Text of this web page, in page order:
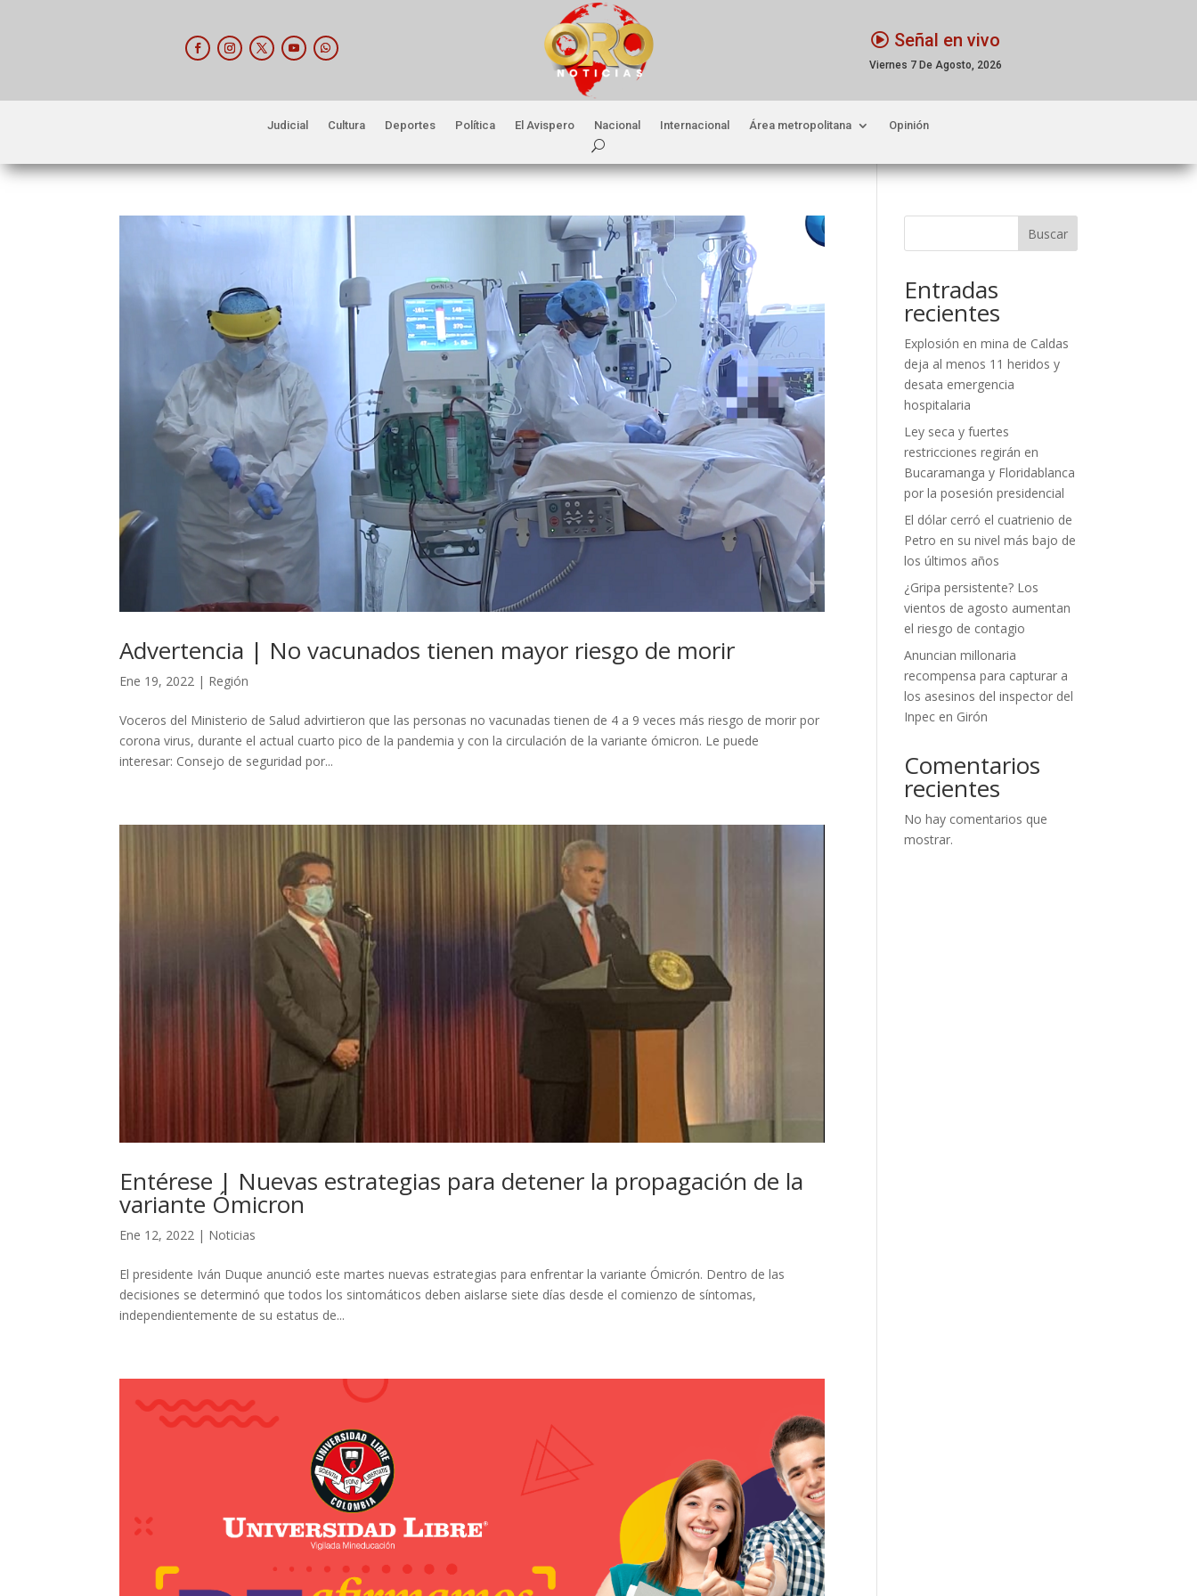
Señal en vivo
Viernes 7 De Agosto, 2026
Judicial Cultura Deportes Política El Avispero Nacional Internacional Área metropolitana Opinión
Advertencia | No vacunados tienen mayor riesgo de morir
Ene 19, 2022 | Región
Voceros del Ministerio de Salud advirtieron que las personas no vacunadas tienen de 4 a 9 veces más riesgo de morir por
corona virus, durante el actual cuarto pico de la pandemia y con la circulación de la variante ómicron. Le puede
interesar: Consejo de seguridad por...
Entérese | Nuevas estrategias para detener la propagación de la
variante Ómicron
Ene 12, 2022 | Noticias
El presidente Iván Duque anunció este martes nuevas estrategias para enfrentar la variante Ómicrón. Dentro de las
decisiones se determinó que todos los sintomáticos deben aislarse siete días desde el comienzo de síntomas,
independientemente de su estatus de...
Buscar
Entradas
recientes
Explosión en mina de Caldas
deja al menos 11 heridos y
desata emergencia
hospitalaria
Ley seca y fuertes
restricciones regirán en
Bucaramanga y Floridablanca
por la posesión presidencial
El dólar cerró el cuatrienio de
Petro en su nivel más bajo de
los últimos años
¿Gripa persistente? Los
vientos de agosto aumentan
el riesgo de contagio
Anuncian millonaria
recompensa para capturar a
los asesinos del inspector del
Inpec en Girón
Comentarios
recientes
No hay comentarios que
mostrar.